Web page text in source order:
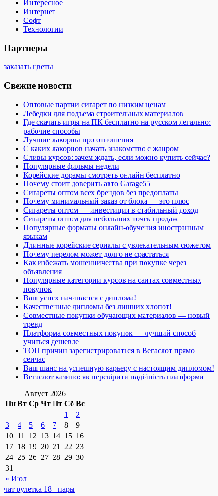
Интересное
Интернет
Софт
Технологии
Партнеры
заказать цветы
Свежие новости
Оптовые партии сигарет по низким ценам
Лебедки для подъема строительных материалов
Где скачать игры на ПК бесплатно на русском легально:
рабочие способы
Лучшие лакорны про отношения
С каких лакорнов начать знакомство с жанром
Сливы курсов: зачем ждать, если можно купить сейчас?
Популярные фильмы недели
Корейские дорамы смотреть онлайн бесплатно
Почему стоит доверить авто Garage55
Сигареты оптом всех брендов без предоплаты
Почему минимальный заказ от блока — это плюс
Сигареты оптом — инвестиция в стабильный доход
Сигареты оптом для небольших точек продаж
Популярные форматы онлайн-обучения иностранным
языкам
Длинные корейские сериалы с увлекательным сюжетом
Почему перелом может долго не срастаться
Как избежать мошенничества при покупке через
объявления
Популярные категории курсов на сайтах совместных
покупок
Ваш успех начинается с диплома!
Качественные дипломы без лишних хлопот!
Совместные покупки обучающих материалов — новый
тренд
Платформа совместных покупок — лучший способ
учиться дешевле
ТОП причин зарегистрироваться в Вегаслот прямо
сейчас
Ваш шанс на успешную карьеру с настоящим дипломом!
Вегаслот казино: як перевірити надійність платформи
Август 2026
Пн Вт Ср Чт Пт Сб Вс
« Июл
1
2
3
4 5 6 7 8
9
10 11 12 13 14 15 16
17 18 19 20 21 22 23
24 25 26 27 28 29 30
31
чат рулетка 18+ пары